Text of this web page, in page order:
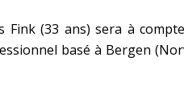
Fink (33 ans) sera à
basé à Bergen